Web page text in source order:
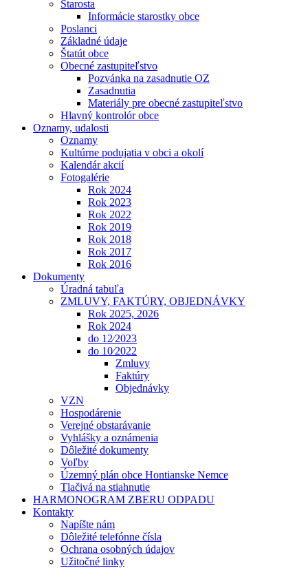
Starosta
Informácie starostky obce
Poslanci
Základné údaje
Štatút obce
Obecné zastupiteľstvo
Pozvánka na zasadnutie OZ
Zasadnutia
Materiály pre obecné zastupiteľstvo
Hlavný kontrolór obce
Oznamy, udalosti
Oznamy
Kultúrne podujatia v obci a okolí
Kalendár akcií
Fotogalérie
Rok 2024
Rok 2023
Rok 2022
Rok 2019
Rok 2018
Rok 2017
Rok 2016
Dokumenty
Úradná tabuľa
ZMLUVY, FAKTÚRY, OBJEDNÁVKY
Rok 2025, 2026
Rok 2024
do 12⁄2023
do 10⁄2022
Zmluvy
Faktúry
Objednávky
VZN
Hospodárenie
Verejné obstarávanie
Vyhlášky a oznámenia
Dôležité dokumenty
Voľby
Územný plán obce Hontianske Nemce
Tlačivá na stiahnutie
HARMONOGRAM ZBERU ODPADU
Kontakty
Napíšte nám
Dôležité telefónne čísla
Ochrana osobných údajov
Užitočné linky